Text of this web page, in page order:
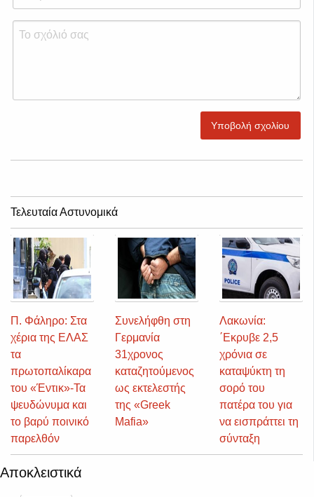
Υποβολή σχολίου
Τελευταία Αστυνομικά
Π. Φάληρο: Στα
χέρια της ΕΛΑΣ
τα
πρωτοπαλίκαρα
του «Έντικ»-Τα
ψευδώνυμα και
το βαρύ ποινικό
παρελθόν
Συνελήφθη στη
Γερμανία
31χρονος
καταζητούμενος
ως εκτελεστής
της «Greek
Mafia»
Λακωνία:
΄Εκρυβε 2,5
χρόνια σε
καταψύκτη τη
σορό του
πατέρα του για
να εισπράττει τη
σύνταξη
Αποκλειστικά